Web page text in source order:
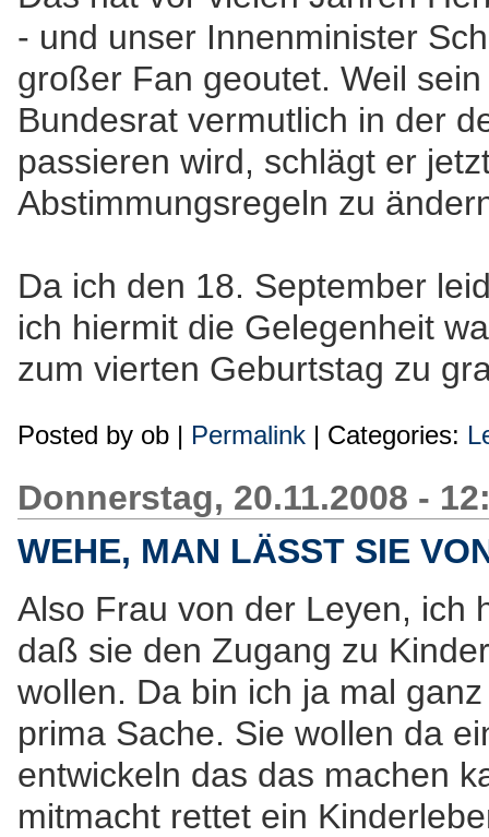
- und unser Innenminister
großer Fan geoutet. Weil
Bundesrat vermutlich in der
passieren wird, schlägt er
Abstimmungsregeln zu
Da ich den 18. September
ich hiermit die Gelegenheit
zum vierten Geburtstag zu
Posted by ob | Permalink | Categories:
Donnerstag, 20.11.2008 -
WEHE, MAN LÄSST SIE
Also Frau von der Leyen, ich
daß sie den Zugang zu
wollen. Da bin ich ja mal
prima Sache. Sie wollen da
entwickeln das das machen
mitmacht rettet ein